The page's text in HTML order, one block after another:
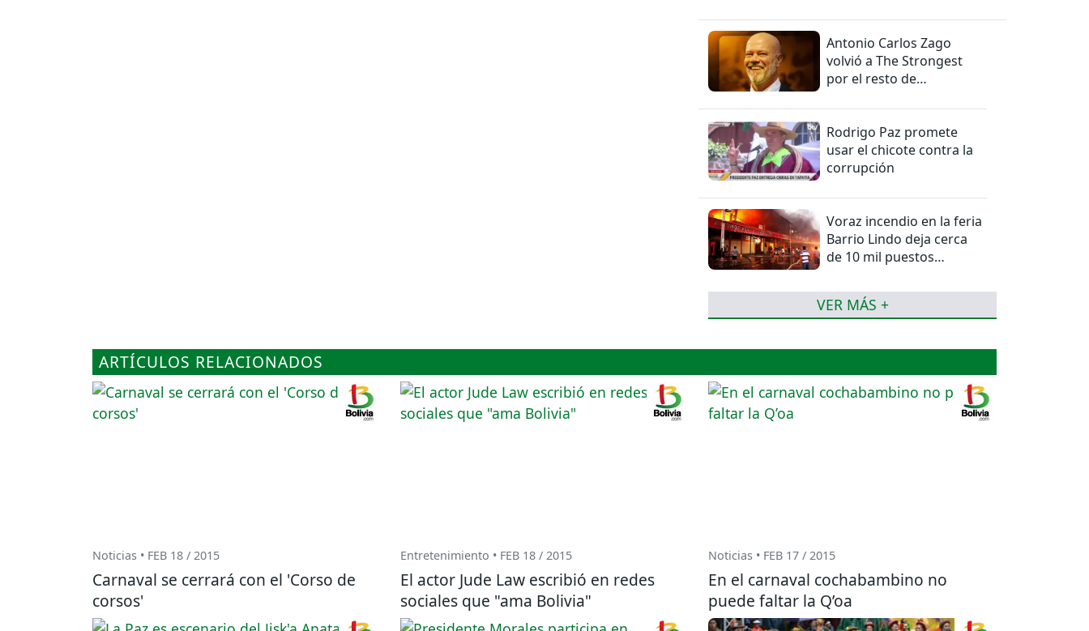
Antonio Carlos Zago
volvió a The Strongest
por el resto de
Rodrigo Paz promete
usar el chicote contra la
corrupción
Voraz incendio en la feria
Barrio Lindo deja cerca
de 10 mil puestos
VER MÁS +
ARTÍCULOS RELACIONADOS
Noticias • FEB 18 / 2015
Carnaval se cerrará con el 'Corso de
corsos'
Entretenimiento • FEB 18 / 2015
El actor Jude Law escribió en redes
sociales que "ama Bolivia"
Noticias • FEB 17 / 2015
En el carnaval cochabambino no
puede faltar la Q’oa